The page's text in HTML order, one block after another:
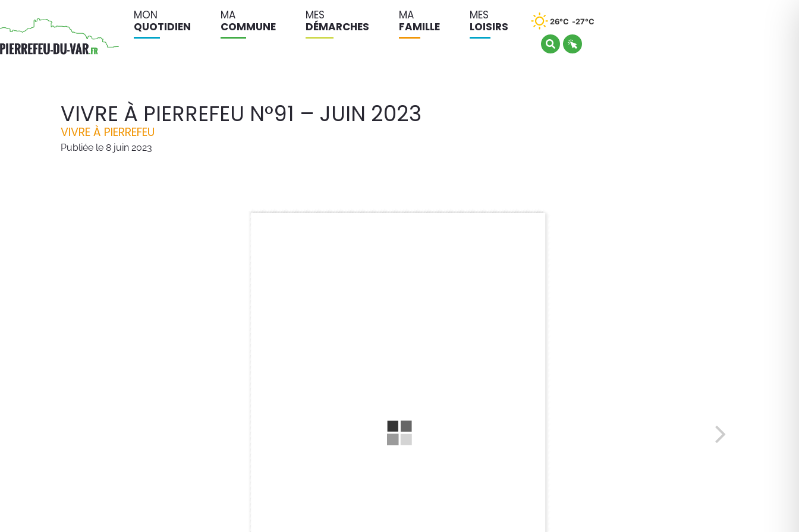
MON
QUOTIDIEN
MA
COMMUNE
MES
DÉMARCHES
MA
FAMILLE
MES
LOISIRS
26°C 27°C
VIVRE À PIERREFEU N°91 – JUIN 2023
VIVRE À PIERREFEU
Publiée le 8 juin 2023